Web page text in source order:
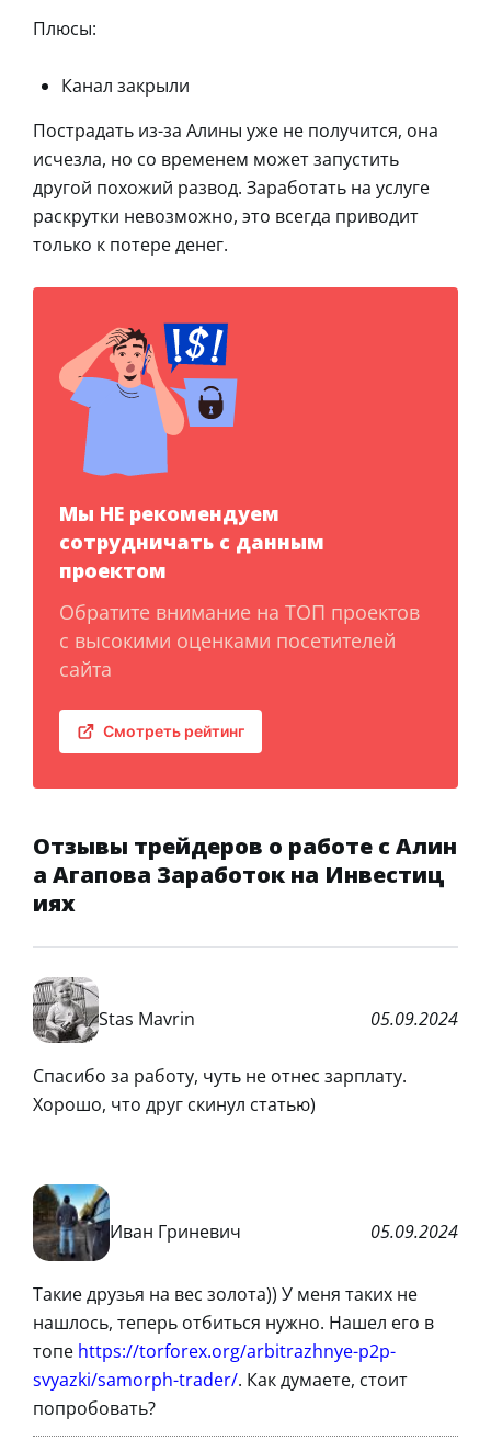
Плюсы:
Канал закрыли
Пострадать из-за Алины уже не получится, она
исчезла, но со временем может запустить
другой похожий развод. Заработать на услуге
раскрутки невозможно, это всегда приводит
только к потере денег.
Мы НЕ рекомендуем
сотрудничать с данным
проектом
Обратите внимание на ТОП проектов
с высокими оценками посетителей
сайта
Смотреть рейтинг
Отзывы трейдеров о работе с Алин
а Агапова Заработок на Инвестиц
иях
Stas Mavrin 05.09.2024
Спасибо за работу, чуть не отнес зарплату.
Хорошо, что друг скинул статью)
Иван Гриневич 05.09.2024
Такие друзья на вес золота)) У меня таких не
нашлось, теперь отбиться нужно. Нашел его в
топе https://torforex.org/arbitrazhnye-p2p-
svyazki/samorph-trader/. Как думаете, стоит
попробовать?